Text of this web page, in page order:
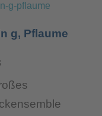
g, Pflaume